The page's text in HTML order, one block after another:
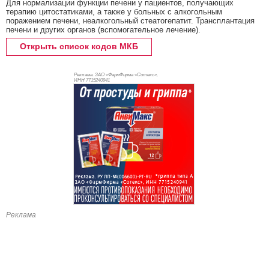
Для нормализации функции печени у пациентов, получающих
терапию цитостатиками, а также у больных с алкогольным
поражением печени, неалкогольный стеатогепатит. Трансплантация
печени и других органов (вспомогательное лечение).
Открыть список кодов МКБ
Реклама. ЗАО «ФармФирма «Сотекс»,
ИНН 7715240941
Реклама